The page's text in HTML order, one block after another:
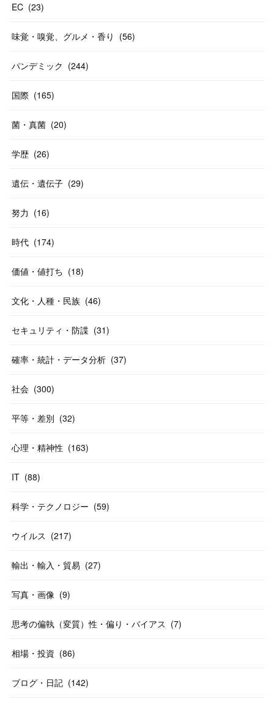
EC (23)
味覚・嗅覚、グルメ・香り (56)
パンデミック (244)
国際 (165)
菌・真菌 (20)
学歴 (26)
遺伝・遺伝子 (29)
努力 (16)
時代 (174)
価値・値打ち (18)
文化・人種・民族 (46)
セキュリティ・防諜 (31)
確率・統計・データ分析 (37)
社会 (300)
平等・差別 (32)
心理・精神性 (163)
IT (88)
科学・テクノロジー (59)
ウイルス (217)
輸出・輸入・貿易 (27)
写真・画像 (9)
思考の偏執（変質）性・偏り・バイアス (7)
相場・投資 (86)
ブログ・日記 (142)